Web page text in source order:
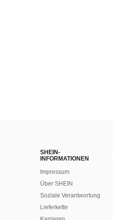
SHEIN-
INFORMATIONEN
Impressum
Über SHEIN
Soziale Verantwortung
Lieferkette